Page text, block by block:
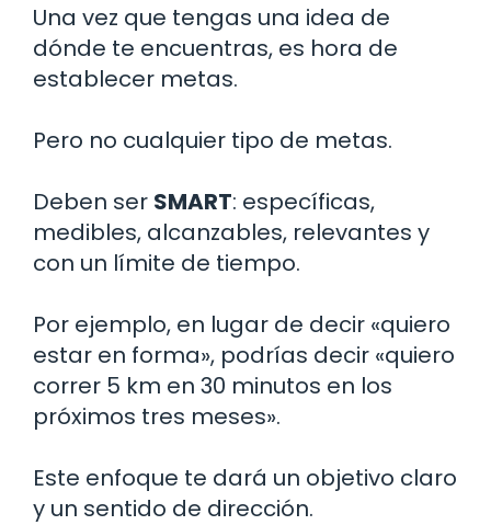
Una vez que tengas una idea de
dónde te encuentras, es hora de
establecer metas.
Pero no cualquier tipo de metas.
Deben ser SMART: específicas,
medibles, alcanzables, relevantes y
con un límite de tiempo.
Por ejemplo, en lugar de decir «quiero
estar en forma», podrías decir «quiero
correr 5 km en 30 minutos en los
próximos tres meses».
Este enfoque te dará un objetivo claro
y un sentido de dirección.